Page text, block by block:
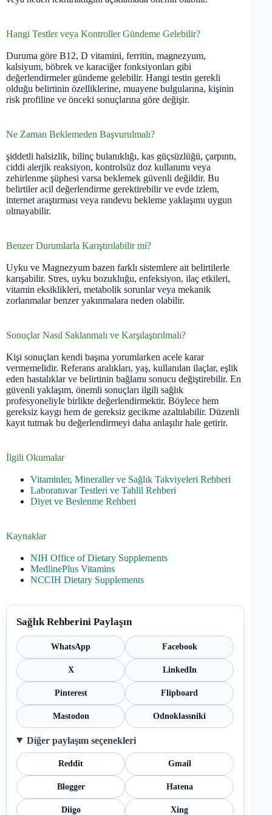
Hangi Testler veya Kontroller Gündeme Gelebilir?
Duruma göre B12, D vitamini, ferritin, magnezyum,
kalsiyum, böbrek ve karaciğer fonksiyonları gibi
değerlendirmeler gündeme gelebilir. Hangi testin gerekli
olduğu belirtinin özelliklerine, muayene bulgularına, kişinin
risk profiline ve önceki sonuçlarına göre değişir.
Ne Zaman Beklemeden Başvurulmalı?
şiddetli halsizlik, bilinç bulanıklığı, kas güçsüzlüğü, çarpıntı,
ciddi alerjik reaksiyon, kontrolsüz doz kullanımı veya
zehirlenme şüphesi varsa beklemek güvenli değildir. Bu
belirtiler acil değerlendirme gerektirebilir ve evde izlem,
internet araştırması veya randevu bekleme yaklaşımı uygun
olmayabilir.
Benzer Durumlarla Karıştırılabilir mi?
Uyku ve Magnezyum bazen farklı sistemlere ait belirtilerle
karışabilir. Stres, uyku bozukluğu, enfeksiyon, ilaç etkileri,
vitamin eksiklikleri, metabolik sorunlar veya mekanik
zorlanmalar benzer yakınmalara neden olabilir.
Sonuçlar Nasıl Saklanmalı ve Karşılaştırılmalı?
Kişi sonuçları kendi başına yorumlarken acele karar
vermemelidir. Referans aralıkları, yaş, kullanılan ilaçlar, eşlik
eden hastalıklar ve belirtinin bağlamı sonucu değiştirebilir. En
güvenli yaklaşım, önemli sonuçları ilgili sağlık
profesyoneliyle birlikte değerlendirmektir. Böylece hem
gereksiz kaygı hem de gereksiz gecikme azaltılabilir. Düzenli
kayıt tutmak bu değerlendirmeyi daha anlaşılır hale getirir.
İlgili Okumalar
Vitaminler, Mineraller ve Sağlık Takviyeleri Rehberi
Laboratuvar Testleri ve Tahlil Rehberi
Diyet ve Beslenme Rehberi
Kaynaklar
NIH Office of Dietary Supplements
MedlinePlus Vitamins
NCCIH Dietary Supplements
Sağlık Rehberini Paylaşın
WhatsApp Facebook
X LinkedIn
Pinterest Flipboard
Mastodon Odnoklassniki
Diğer paylaşım seçenekleri
Reddit Gmail
Blogger Hatena
Diigo Xing